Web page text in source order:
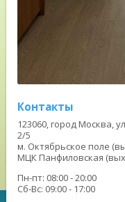
Контакты
123060, город Москва,
2/5
м. Октябрьское поле
МЦК Панфиловская
Пн-пт: 08:00 - 20:00
Сб-Вс: 09:00 - 17:00